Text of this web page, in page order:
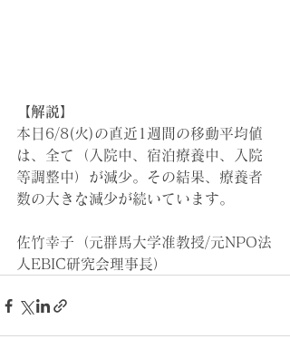
【解説】
本日6/8(火)の直近1週間の移動平均値
は、全て（入院中、宿泊療養中、入院
等調整中）が減少。その結果、療養者
数の大きな減少が続いています。
佐竹幸子（元群馬大学准教授/元NPO法
人EBIC研究会理事長）